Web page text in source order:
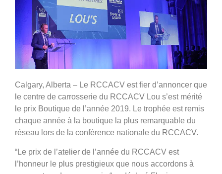
Calgary, Alberta – Le RCCACV est fier d’annoncer que
le centre de carrosserie du RCCACV Lou s’est mérité
le prix Boutique de l’année 2019. Le trophée est remis
chaque année à la boutique la plus remarquable du
réseau lors de la conférence nationale du RCCACV.
“Le prix de l’atelier de l’année du RCCACV est
l’honneur le plus prestigieux que nous accordons à